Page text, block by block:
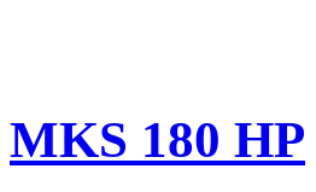
MKS 180 HP